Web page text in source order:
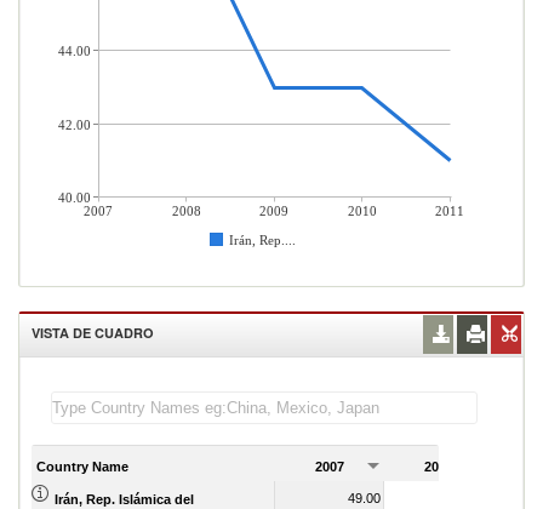
2007 2008 2009 2010
2011
Irán, Rep....
44.00
42.00
40.00
VISTA DE CUADRO
Country Name 2007 2008
Irán, Rep. Islámica del 49.00